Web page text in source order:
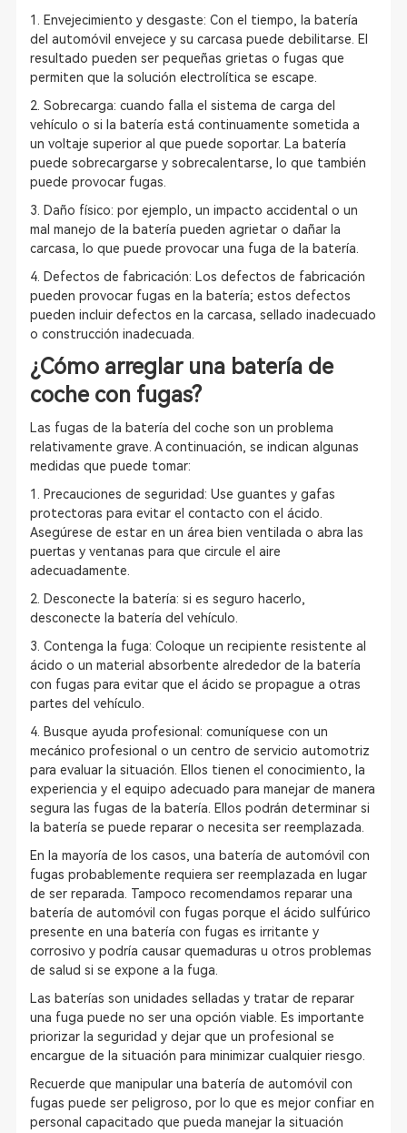
1. Envejecimiento y desgaste: Con el tiempo, la batería
del automóvil envejece y su carcasa puede debilitarse. El
resultado pueden ser pequeñas grietas o fugas que
permiten que la solución electrolítica se escape.
2. Sobrecarga: cuando falla el sistema de carga del
vehículo o si la batería está continuamente sometida a
un voltaje superior al que puede soportar. La batería
puede sobrecargarse y sobrecalentarse, lo que también
puede provocar fugas.
3. Daño físico: por ejemplo, un impacto accidental o un
mal manejo de la batería pueden agrietar o dañar la
carcasa, lo que puede provocar una fuga de la batería.
4. Defectos de fabricación: Los defectos de fabricación
pueden provocar fugas en la batería; estos defectos
pueden incluir defectos en la carcasa, sellado inadecuado
o construcción inadecuada.
¿Cómo arreglar una batería de
coche con fugas?
Las fugas de la batería del coche son un problema
relativamente grave. A continuación, se indican algunas
medidas que puede tomar:
1. Precauciones de seguridad: Use guantes y gafas
protectoras para evitar el contacto con el ácido.
Asegúrese de estar en un área bien ventilada o abra las
puertas y ventanas para que circule el aire
adecuadamente.
2. Desconecte la batería: si es seguro hacerlo,
desconecte la batería del vehículo.
3. Contenga la fuga: Coloque un recipiente resistente al
ácido o un material absorbente alrededor de la batería
con fugas para evitar que el ácido se propague a otras
partes del vehículo.
4. Busque ayuda profesional: comuníquese con un
mecánico profesional o un centro de servicio automotriz
para evaluar la situación. Ellos tienen el conocimiento, la
experiencia y el equipo adecuado para manejar de manera
segura las fugas de la batería. Ellos podrán determinar si
la batería se puede reparar o necesita ser reemplazada.
En la mayoría de los casos, una batería de automóvil con
fugas probablemente requiera ser reemplazada en lugar
de ser reparada. Tampoco recomendamos reparar una
batería de automóvil con fugas porque el ácido sulfúrico
presente en una batería con fugas es irritante y
corrosivo y podría causar quemaduras u otros problemas
de salud si se expone a la fuga.
Las baterías son unidades selladas y tratar de reparar
una fuga puede no ser una opción viable. Es importante
priorizar la seguridad y dejar que un profesional se
encargue de la situación para minimizar cualquier riesgo.
Recuerde que manipular una batería de automóvil con
fugas puede ser peligroso, por lo que es mejor confiar en
personal capacitado que pueda manejar la situación